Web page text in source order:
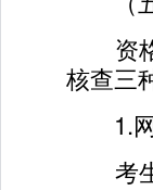
资格
核查三
1.网
考生